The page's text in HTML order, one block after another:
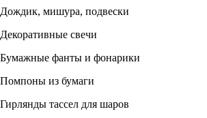
Дождик, мишура, подвески
Декоративные свечи
Бумажные фанты и фонарики
Помпоны из бумаги
Гирлянды тассел для шаров